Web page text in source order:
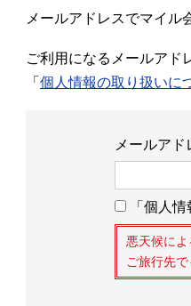
メールアドレスでマイル
ご利用になるメールアド
「 個人情報の取り扱いに
メールアド
「個人
悪天候によ
ご旅行先